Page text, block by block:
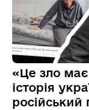
«Це зло
історія
російський